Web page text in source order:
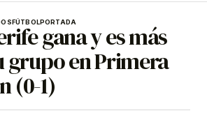
FÚTBOLPORTADA
gana y es más
grupo en Primera
(0-1)